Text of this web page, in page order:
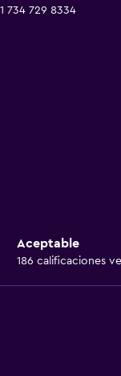
734 729 8334
Aceptable
186 calificaciones